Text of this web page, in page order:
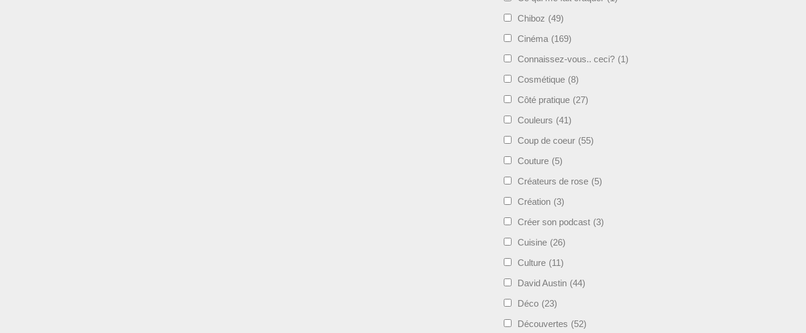
Chiboz (49)
Cinéma (169)
Connaissez-vous.. ceci? (1)
Cosmétique (8)
Côté pratique (27)
Couleurs (41)
Coup de coeur (55)
Couture (5)
Créateurs de rose (5)
Création (3)
Créer son podcast (3)
Cuisine (26)
Culture (11)
David Austin (44)
Déco (23)
Découvertes (52)